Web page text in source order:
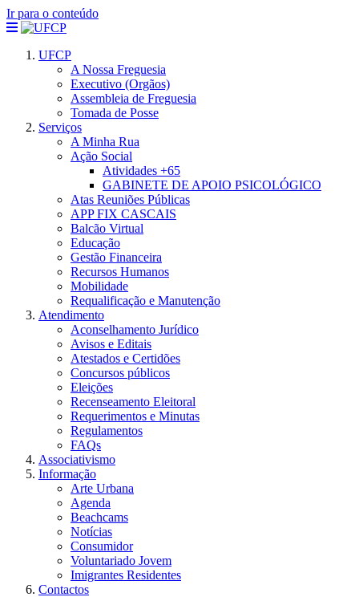
Ir para o conteúdo
UFCP
A Nossa Freguesia
Executivo (Orgãos)
Assembleia de Freguesia
Tomada de Posse
Serviços
A Minha Rua
Ação Social
Atividades +65
GABINETE DE APOIO PSICOLÓGICO
Atas Reuniões Públicas
APP FIX CASCAIS
Balcão Virtual
Educação
Gestão Financeira
Recursos Humanos
Mobilidade
Requalificação e Manutenção
Atendimento
Aconselhamento Jurídico
Avisos e Editais
Atestados e Certidões
Concursos públicos
Eleições
Recenseamento Eleitoral
Requerimentos e Minutas
Regulamentos
FAQs
Associativismo
Informação
Arte Urbana
Agenda
Beachcams
Notícias
Consumidor
Voluntariado Jovem
Imigrantes Residentes
Contactos